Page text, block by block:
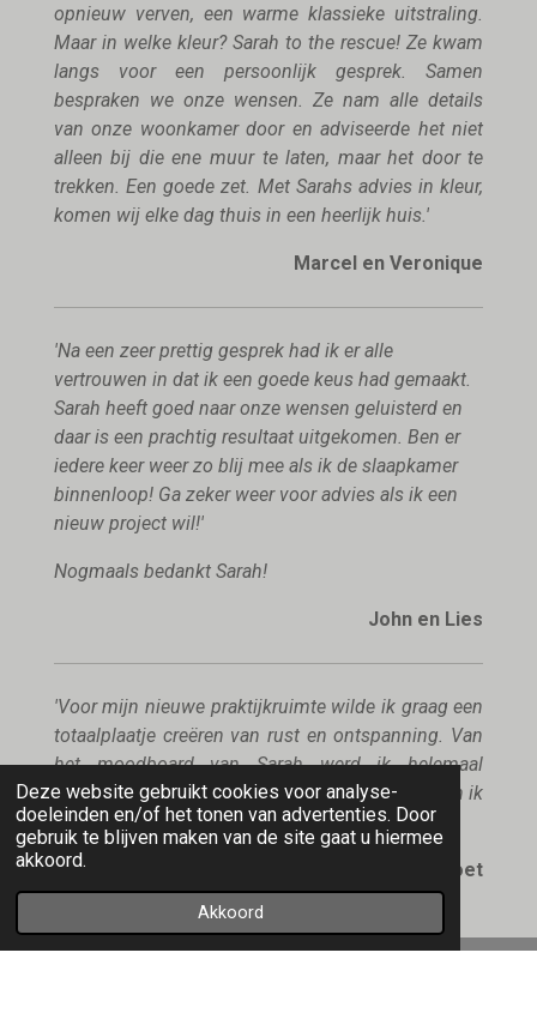
Deze website gebruikt cookies voor analyse-
doeleinden en/of het tonen van advertenties. Door
gebruik te blijven maken van de site gaat u hiermee
akkoord.
Akkoord
opnieuw verven, een warme klassieke uitstraling.
Maar in welke kleur? Sarah to the rescue! Ze kwam
langs voor een persoonlijk gesprek. Samen
bespraken we onze wensen. Ze nam alle details
van onze woonkamer door en adviseerde het niet
alleen bij die ene muur te laten, maar het door te
trekken. Een goede zet. Met Sarahs advies in kleur,
komen wij elke dag thuis in een heerlijk huis.'
Marcel en Veronique
'Na een zeer prettig gesprek had ik er alle
vertrouwen in dat ik een goede keus had gemaakt.
Sarah heeft goed naar onze wensen geluisterd en
daar is een prachtig resultaat uitgekomen. Ben er
iedere keer weer zo blij mee als ik de slaapkamer
binnenloop! Ga zeker weer voor advies als ik een
nieuw project wil!'
Nogmaals bedankt Sarah!
John en Lies
'Voor mijn nieuwe praktijkruimte wilde ik graag een
totaalplaatje creëren van rust en ontspanning. Van
het moodboard van Sarah werd ik helemaal
enthousiast en in het echt is het nóg mooier dan ik
ooit had durven dromen.'
Leonique - Skinology voor huid en voet